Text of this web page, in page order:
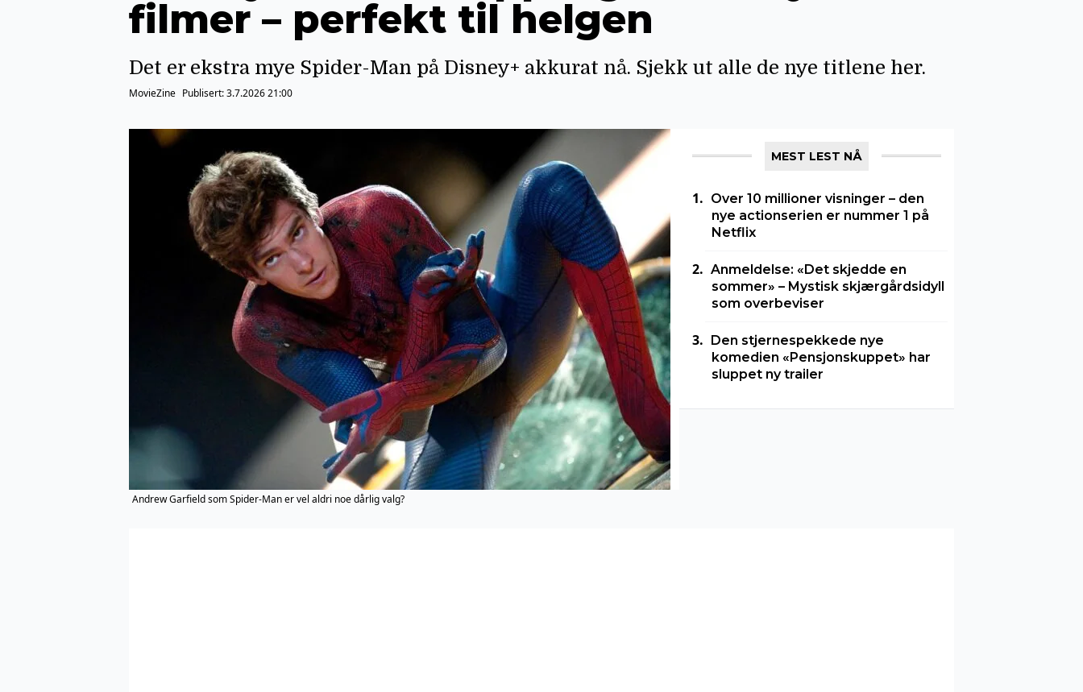
filmer – perfekt til helgen
Det er ekstra mye Spider-Man på Disney+ akkurat nå. Sjekk ut alle de nye titlene her.
MovieZine Publisert:3.7.2026 21:00
Andrew Garfield som Spider-Man er vel aldri noe dårlig valg?
MEST LEST NÅ
Over 10 millioner visninger – den
nye actionserien er nummer 1 på
Netflix
Anmeldelse: «Det skjedde en
sommer» – Mystisk skjærgårdsidyll
som overbeviser
Den stjernespekkede nye
komedien «Pensjonskuppet» har
sluppet ny trailer